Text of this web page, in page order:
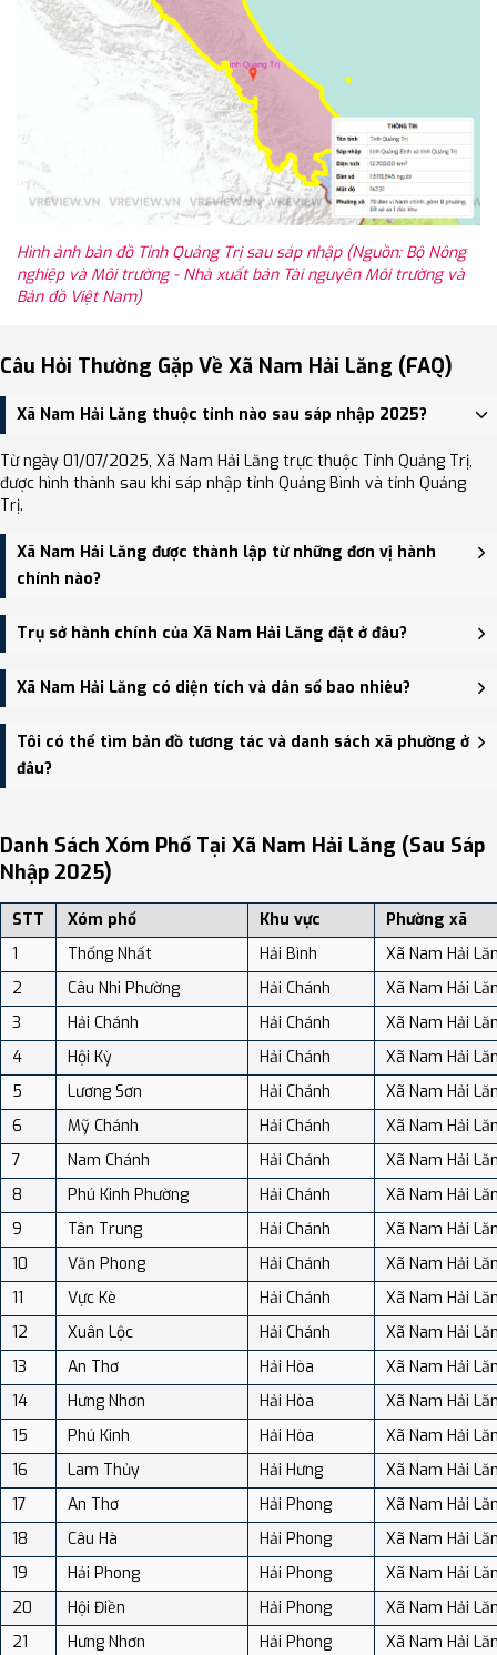
Hình ảnh bản đồ Tỉnh Quảng Trị sau sáp nhập (Nguồn: Bộ Nông
nghiệp và Môi trường - Nhà xuất bản Tài nguyên Môi trường và
Bản đồ Việt Nam)
Câu Hỏi Thường Gặp Về Xã Nam Hải Lăng (FAQ)
Xã Nam Hải Lăng thuộc tỉnh nào sau sáp nhập 2025?
Từ ngày 01/07/2025, Xã Nam Hải Lăng trực thuộc Tỉnh Quảng Trị,
được hình thành sau khi sáp nhập tỉnh Quảng Bình và tỉnh Quảng
Trị.
Xã Nam Hải Lăng được thành lập từ những đơn vị hành
chính nào?
Xã Nam Hải Lăng được thành lập trên cơ sở sáp nhập Xã Hải Sơn,
Xã Hải Phong, Xã Hải Chánh.
Trụ sở hành chính của Xã Nam Hải Lăng đặt ở đâu?
Trụ sở hành chính mới của Xã Nam Hải Lăng đặt tại UBND xã Hải
Sơn (cũ) - trung tâm khu vực thuận tiện giao thông.
Xã Nam Hải Lăng có diện tích và dân số bao nhiêu?
Xã Nam Hải Lăng có Diện tích: 114.84 km², Dân số: 25,536 người,
Mật độ dân số: Khoảng 222.36 người/km²
Tôi có thể tìm bản đồ tương tác và danh sách xã phường ở
đâu?
địa điểm tại: VReview.vn - Nền tảng review địa điểm, dịch vụ và du
lịch uy tín tại Việt Nam.
Danh Sách Xóm Phố Tại Xã Nam Hải Lăng (sau Sáp
Nhập 2025)
STT Xóm phố Khu vực
Phường xã
1
Thống Nhất Hải Bình
Xã Nam Hải
2
Câu Nhi Phường Hải Chánh
Xã Nam Hải
3
Hải Chánh Hải Chánh
Xã Nam Hải
4
Hội Kỳ Hải Chánh
Xã Nam Hải
5
Lương Sơn Hải Chánh
Xã Nam Hải
6
Mỹ Chánh Hải Chánh
Xã Nam Hải
7
Nam Chánh Hải Chánh
Xã Nam Hải
8
Phú Kinh Phường Hải Chánh
Xã Nam Hải
9
Tân Trung Hải Chánh
Xã Nam Hải
10
Văn Phong Hải Chánh
Xã Nam Hải
11
Vực Kè Hải Chánh
Xã Nam Hải
12
Xuân Lộc Hải Chánh
Xã Nam Hải
13
An Thơ Hải Hòa
Xã Nam Hải
14
Hưng Nhơn Hải Hòa
Xã Nam Hải
15
Phú Kinh Hải Hòa
Xã Nam Hải
16
Lam Thủy Hải Hưng
Xã Nam Hải
17
An Thơ Hải Phong
Xã Nam Hải
18
Câu Hà Hải Phong
Xã Nam Hải
19
Hải Phong Hải Phong
Xã Nam Hải
20
Hội Điền Hải Phong
Xã Nam Hải
21
Hưng Nhơn Hải Phong
Xã Nam Hải